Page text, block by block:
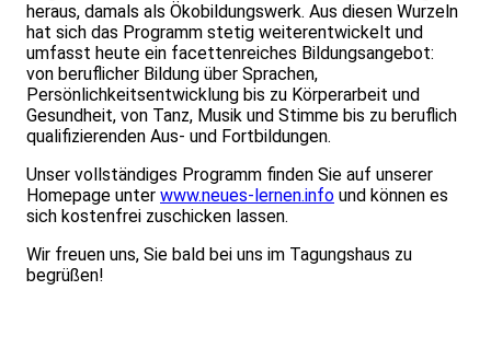
heraus, damals als Ökobildungswerk. Aus diesen Wurzeln
hat sich das Programm stetig weiterentwickelt und
umfasst heute ein facettenreiches Bildungsangebot:
von beruflicher Bildung über Sprachen,
Persönlichkeitsentwicklung bis zu Körperarbeit und
Gesundheit, von Tanz, Musik und Stimme bis zu beruflich
qualifizierenden Aus- und Fortbildungen.
Unser vollständiges Programm finden Sie auf unserer
Homepage unter www.neues-lernen.info und können es
sich kostenfrei zuschicken lassen.
Wir freuen uns, Sie bald bei uns im Tagungshaus zu
begrüßen!